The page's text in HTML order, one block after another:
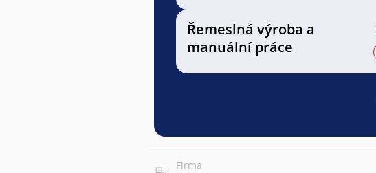
Řemeslná výroba a
manuální práce
Firma